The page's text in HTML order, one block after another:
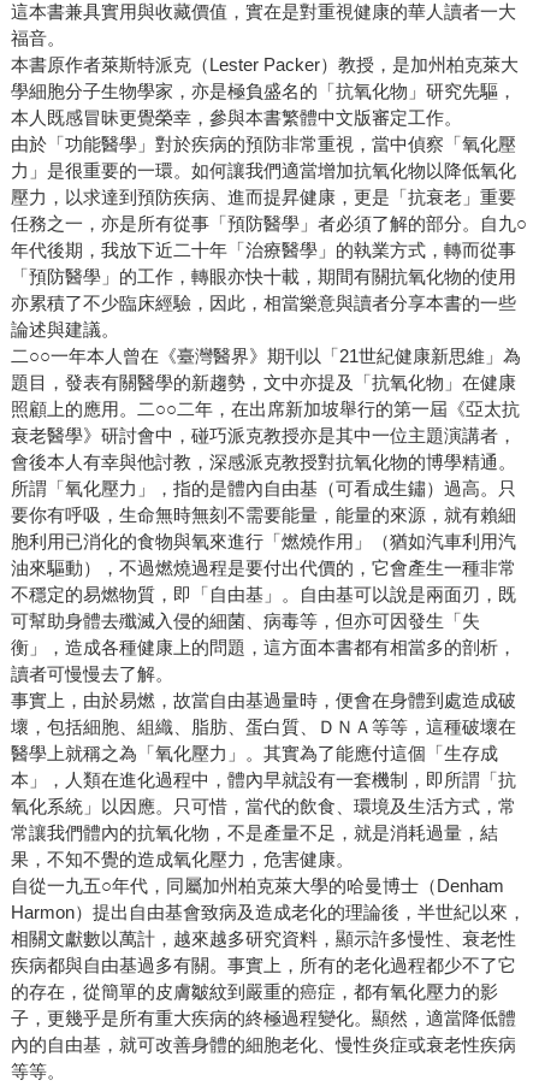
這本書兼具實用與收藏價值，實在是對重視健康的華人讀者一大
福音。
本書原作者萊斯特派克（Lester Packer）教授，是加州柏克萊大
學細胞分子生物學家，亦是極負盛名的「抗氧化物」研究先驅，
本人既感冒昧更覺榮幸，參與本書繁體中文版審定工作。
由於「功能醫學」對於疾病的預防非常重視，當中偵察「氧化壓
力」是很重要的一環。如何讓我們適當增加抗氧化物以降低氧化
壓力，以求達到預防疾病、進而提昇健康，更是「抗衰老」重要
任務之一，亦是所有從事「預防醫學」者必須了解的部分。自九○
年代後期，我放下近二十年「治療醫學」的執業方式，轉而從事
「預防醫學」的工作，轉眼亦快十載，期間有關抗氧化物的使用
亦累積了不少臨床經驗，因此，相當樂意與讀者分享本書的一些
論述與建議。
二○○一年本人曾在《臺灣醫界》期刊以「21世紀健康新思維」為
題目，發表有關醫學的新趨勢，文中亦提及「抗氧化物」在健康
照顧上的應用。二○○二年，在出席新加坡舉行的第一屆《亞太抗
衰老醫學》研討會中，碰巧派克教授亦是其中一位主題演講者，
會後本人有幸與他討教，深感派克教授對抗氧化物的博學精通。
所謂「氧化壓力」，指的是體內自由基（可看成生鏽）過高。只
要你有呼吸，生命無時無刻不需要能量，能量的來源，就有賴細
胞利用已消化的食物與氧來進行「燃燒作用」（猶如汽車利用汽
油來驅動），不過燃燒過程是要付出代價的，它會產生一種非常
不穩定的易燃物質，即「自由基」。自由基可以說是兩面刃，既
可幫助身體去殲滅入侵的細菌、病毒等，但亦可因發生「失
衡」，造成各種健康上的問題，這方面本書都有相當多的剖析，
讀者可慢慢去了解。
事實上，由於易燃，故當自由基過量時，便會在身體到處造成破
壞，包括細胞、組織、脂肪、蛋白質、ＤＮＡ等等，這種破壞在
醫學上就稱之為「氧化壓力」。其實為了能應付這個「生存成
本」，人類在進化過程中，體內早就設有一套機制，即所謂「抗
氧化系統」以因應。只可惜，當代的飲食、環境及生活方式，常
常讓我們體內的抗氧化物，不是產量不足，就是消耗過量，結
果，不知不覺的造成氧化壓力，危害健康。
自從一九五○年代，同屬加州柏克萊大學的哈曼博士（Denham
Harmon）提出自由基會致病及造成老化的理論後，半世紀以來，
相關文獻數以萬計，越來越多研究資料，顯示許多慢性、衰老性
疾病都與自由基過多有關。事實上，所有的老化過程都少不了它
的存在，從簡單的皮膚皺紋到嚴重的癌症，都有氧化壓力的影
子，更幾乎是所有重大疾病的終極過程變化。顯然，適當降低體
內的自由基，就可改善身體的細胞老化、慢性炎症或衰老性疾病
等等。